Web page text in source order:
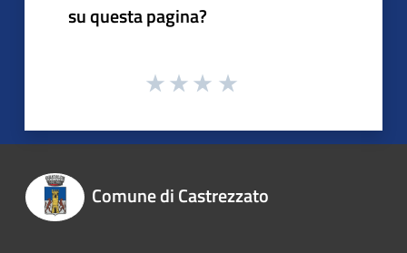
su questa pagina?
Comune di Castrezzato